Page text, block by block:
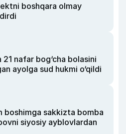
boshqara olmay
nafar bog‘cha bolasini
ayolga sud hukmi o‘qildi
boshimga sakkizta bomba
siyosiy ayblovlardan